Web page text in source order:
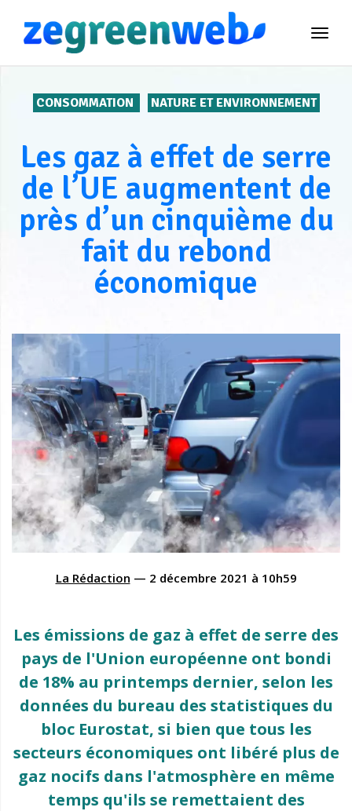
CONSOMMATION NATURE ET ENVIRONNEMENT
Les gaz à effet de serre
de l’UE augmentent de
près d’un cinquième du
fait du rebond
économique
La Rédaction — 2 décembre 2021 à 10h59
Les émissions de gaz à effet de serre des
pays de l'Union européenne ont bondi
de 18% au printemps dernier, selon les
données du bureau des statistiques du
bloc Eurostat, si bien que tous les
secteurs économiques ont libéré plus de
gaz nocifs dans l'atmosphère en même
temps qu'ils se remettaient des